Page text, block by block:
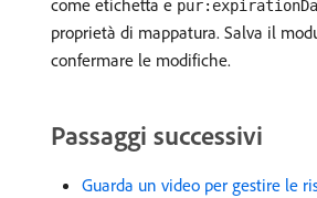
come etichetta e
proprietà di mappatura. Salva il
confermare le modifiche.
Passaggi successivi
Guarda un video per gestire le